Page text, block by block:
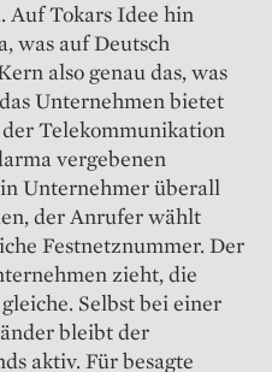
Auf Tokars Idee hin
was auf Deutsch
also genau das, was
Unternehmen bietet
Telekommunikation
vergebenen
Unternehmer überall
der Anrufer wählt
Festnetznummer. Der
zieht, die
Selbst bei einer
bleibt der
aktiv. Für besagte